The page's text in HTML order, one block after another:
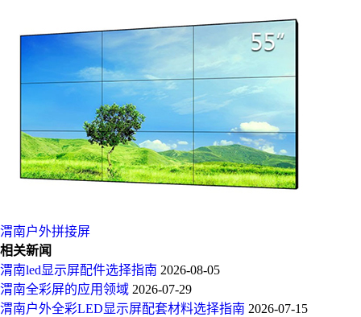
渭南户外拼接屏
相关新闻
渭南led显示屏配件选择指南 2026-08-05
渭南全彩屏的应用领域 2026-07-29
渭南户外全彩LED显示屏配套材料选择指南 2026-07-15